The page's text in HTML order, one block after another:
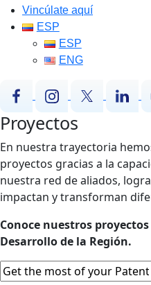
Vincúlate aquí
ESP
ESP
ENG
Proyectos
En nuestra trayectoria
proyectos gracias a la
nuestra red de aliados,
impactan y transforman
Conoce nuestros
Desarrollo de la Región.